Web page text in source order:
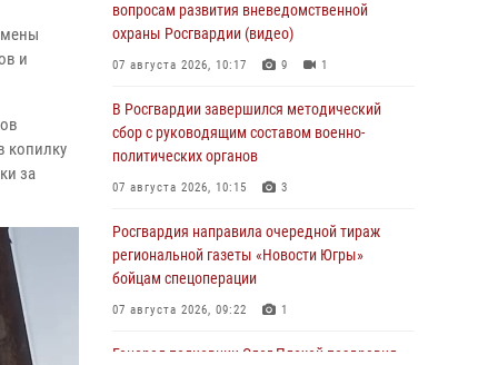
и
копилку
за
вопросам развития вневедомственной
охраны Росгвардии (видео)
07 августа 2026, 10:17 9 1
В Росгвардии завершился методический
сбор с руководящим составом военно-
политических органов
07 августа 2026, 10:15 3
Росгвардия направила очередной тираж
региональной газеты «Новости Югры»
бойцам спецоперации
07 августа 2026, 09:22 1
Генерал-полковник Олег Плохой поздравил